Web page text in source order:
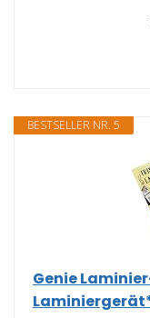
BESTSELLER NR. 5
Genie